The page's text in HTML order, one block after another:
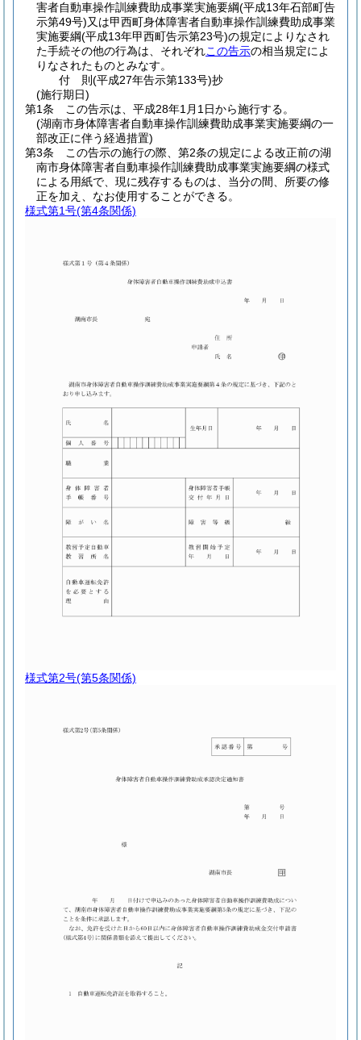
害者自動車操作訓練費助成事業実施要綱(平成13年石部町告
示第49号)又は甲西町身体障害者自動車操作訓練費助成事業
実施要綱(平成13年甲西町告示第23号)の規定によりなされ
た手続その他の行為は、それぞれこの告示の相当規定によ
りなされたものとみなす。
付 則(平成27年告示第133号)抄
(施行期日)
第1条
この告示は、平成28年1月1日から施行する。
(湖南市身体障害者自動車操作訓練費助成事業実施要綱の一
部改正に伴う経過措置)
第3条
この告示の施行の際、第2条の規定による改正前の湖
南市身体障害者自動車操作訓練費助成事業実施要綱の様式
による用紙で、現に残存するものは、当分の間、所要の修
正を加え、なお使用することができる。
様式第1号(第4条関係)
様式第2号(第5条関係)